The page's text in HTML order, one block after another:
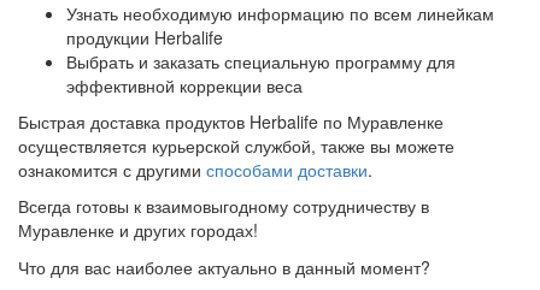
Узнать необходимую информацию по всем линейкам
продукции Herbalife
Выбрать и заказать специальную программу для
эффективной коррекции веса
Быстрая доставка продуктов Herbalife по Муравленке
осуществляется курьерской службой, также вы можете
ознакомится с другими способами доставки.
Всегда готовы к взаимовыгодному сотрудничеству в
Муравленке и других городах!
Что для вас наиболее актуально в данный момент?